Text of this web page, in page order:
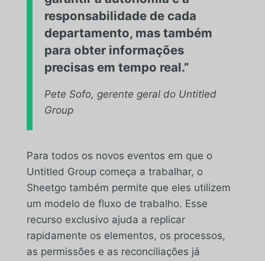
responsabilidade de cada
departamento, mas também
para obter informações
precisas em tempo real.”
Pete Sofo, gerente geral do Untitled
Group
Para todos os novos eventos em que o
Untitled Group começa a trabalhar, o
Sheetgo também permite que eles utilizem
um modelo de fluxo de trabalho. Esse
recurso exclusivo ajuda a replicar
rapidamente os elementos, os processos,
as permissões e as reconciliações já